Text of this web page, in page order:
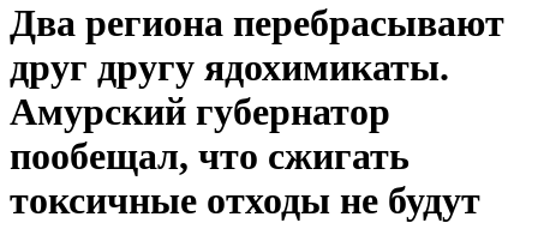
Два региона перебрасывают
друг другу ядохимикаты.
Амурский губернатор
пообещал, что сжигать
токсичные отходы не будут